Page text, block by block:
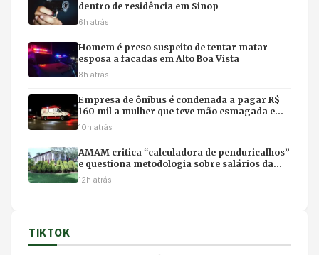
dentro de residência em Sinop
6h atrás
Homem é preso suspeito de tentar matar
esposa a facadas em Alto Boa Vista
8h atrás
Empresa de ônibus é condenada a pagar R$
160 mil a mulher que teve mão esmagada em
acidente
10h atrás
AMAM critica “calculadora de penduricalhos”
e questiona metodologia sobre salários da
magistratura
12h atrás
TIKTOK